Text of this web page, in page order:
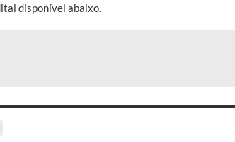
disponível abaixo.